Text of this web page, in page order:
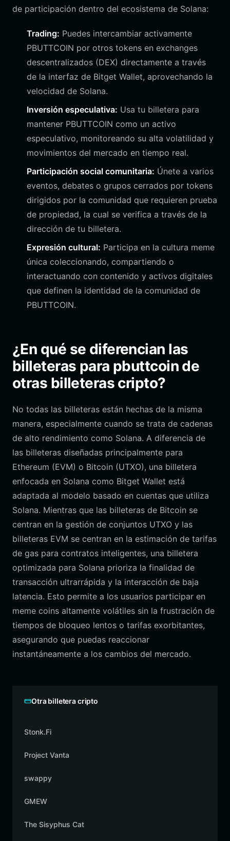
de participación dentro del ecosistema de Solana:
Trading: Puedes intercambiar activamente
PBUTTCOIN por otros tokens en exchanges
descentralizados (DEX) directamente a través
de la interfaz de Bitget Wallet, aprovechando la
velocidad de Solana.
Inversión especulativa: Usa tu billetera para
mantener PBUTTCOIN como un activo
especulativo, monitoreando su alta volatilidad y
movimientos del mercado en tiempo real.
Participación social comunitaria: Únete a varios
eventos, debates o grupos cerrados por tokens
dirigidos por la comunidad que requieren prueba
de propiedad, la cual se verifica a través de la
dirección de tu billetera.
Expresión cultural: Participa en la cultura meme
única coleccionando, compartiendo o
interactuando con contenido y activos digitales
que definen la identidad de la comunidad de
PBUTTCOIN.
¿En qué se diferencian las
billeteras para pbuttcoin de
otras billeteras cripto?
No todas las billeteras están hechas de la misma
manera, especialmente cuando se trata de cadenas
de alto rendimiento como Solana. A diferencia de
las billeteras diseñadas principalmente para
Ethereum (EVM) o Bitcoin (UTXO), una billetera
enfocada en Solana como Bitget Wallet está
adaptada al modelo basado en cuentas que utiliza
Solana. Mientras que las billeteras de Bitcoin se
centran en la gestión de conjuntos UTXO y las
billeteras EVM se centran en la estimación de tarifas
de gas para contratos inteligentes, una billetera
optimizada para Solana prioriza la finalidad de
transacción ultrarrápida y la interacción de baja
latencia. Esto permite a los usuarios participar en
meme coins altamente volátiles sin la frustración de
tiempos de bloqueo lentos o tarifas exorbitantes,
asegurando que puedas reaccionar
instantáneamente a los cambios del mercado.
Otra billetera cripto
Stonk.Fi
Project Vanta
swappy
GMEW
The Sisyphus Cat